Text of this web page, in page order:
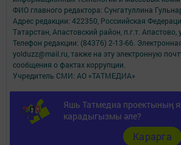
Яшь Татмедиа проектының
карадыгызмы әле?
Карарга
ФИО главного редактора: Сунгатуллина
Адрес редакции: 422350, Россиийская
Татарстан, Апастовский район, п.г.т.
Телефон редакции: (84376) 2-13-66.
yolduzz@mail.ru, также на эту электронную
сообщения о фактах коррупции.
Учредитель СМИ: АО «ТАТМЕДИА»
Антикоррупционная политика
АО «ТАТМЕДИА» использует «cookie»для
удобства пользователей сайтом.
Использование «cookie» можно отменить в
Политика конфиденциальности